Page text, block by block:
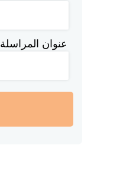
عنوان المراسلة